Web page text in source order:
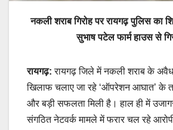
नकली शराब गिरोह पर रायगढ़ पुलिस का
सुभाष पटेल फार्म हाउस से
रायगढ़: रायगढ़ जिले में नकली शराब के अवैध
खिलाफ चलाए जा रहे ‘ऑपरेशन आघात’ के
और बड़ी सफलता मिली है। हाल ही में
संगठित नेटवर्क मामले में फरार चल रहे